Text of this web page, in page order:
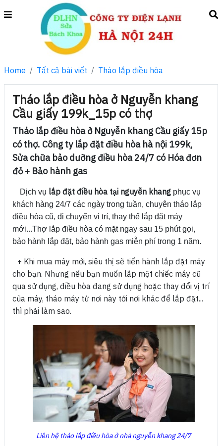
Home Tất cả bài viết Tháo lắp điều hòa
Tháo lắp điều hòa ở Nguyễn khang
Cầu giấy 199k_15p có thợ
Tháo lắp điều hòa ở Nguyễn khang Cầu giấy 15p
có thợ. Công ty lắp đặt điều hòa hà nội 199k,
Sửa chữa bảo dưỡng điều hòa 24/7 có Hóa đơn
đỏ + Bảo hành gas
Dịch vụ lắp đặt điều hòa tại nguyễn khang phục vụ
khách hàng 24/7 các ngày trong tuần, chuyên tháo lắp
điều hòa cũ, di chuyển vị trí, thay thế lắp đặt máy
mới...Thợ lắp điều hòa có mặt ngay sau 15 phút gọi,
bảo hành lắp đặt, bảo hành gas miễn phí trong 1 năm.
+ Khi mua máy mới, siêu thị sẽ tiến hành lắp đặt máy
cho bạn. Nhưng nếu bạn muốn lắp một chiếc máy cũ
qua sử dụng, điều hòa đang sử dụng hoặc thay đổi vị trí
của máy, tháo máy từ nơi này tới nơi khác để lắp đặt...
thì phải làm sao.
Liên hệ tháo lắp điều hòa ở nhà nguyễn khang 24/7